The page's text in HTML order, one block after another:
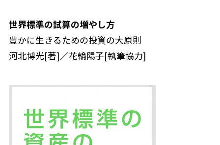
世界標準の試算の増やし方
豊かに生きるための投資の大原則
河北博光[著]／花輪陽子[執筆協力]